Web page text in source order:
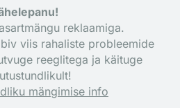
reklaamiga.
viis rahaliste probleemide
reeglitega ja käituge
mängimise info